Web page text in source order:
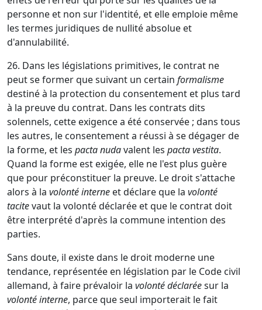
personne et non sur l'identité, et elle emploie même
les termes juridiques de nullité absolue et
d'annulabilité.
26. Dans les législations primitives, le contrat ne
peut se former que suivant un certain formalisme
destiné à la protection du consentement et plus tard
à la preuve du contrat. Dans les contrats dits
solennels, cette exigence a été conservée ; dans tous
les autres, le consentement a réussi à se dégager de
la forme, et les pacta nudavalent les pacta vestita.
Quand la forme est exigée, elle ne l'est plus guère
que pour préconstituer la preuve. Le droit s'attache
alors à la volonté interne et déclare que la volonté
tacitevaut la volonté déclarée et que le contrat doit
être interprété d'après la commune intention des
parties.
Sans doute, il existe dans le droit moderne une
tendance, représentée en législation par le Code civil
allemand, à faire prévaloir la volonté déclaréesur la
volonté interne, parce que seul importerait le fait